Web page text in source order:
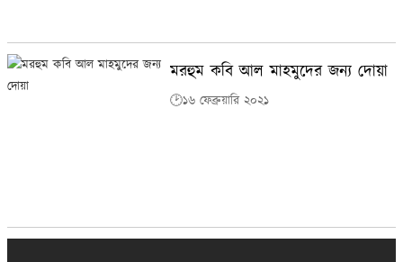
মরহুম কবি আল মাহমুদের জন্য দোয়া
🕑১৬ ফেব্রুয়ারি ২০২১